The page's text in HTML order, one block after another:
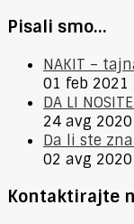
Pisali smo…
NAKIT –
01 feb 2021
DA LI
24 avg 2020
Da li ste
02 avg 2020
Kontaktirajte